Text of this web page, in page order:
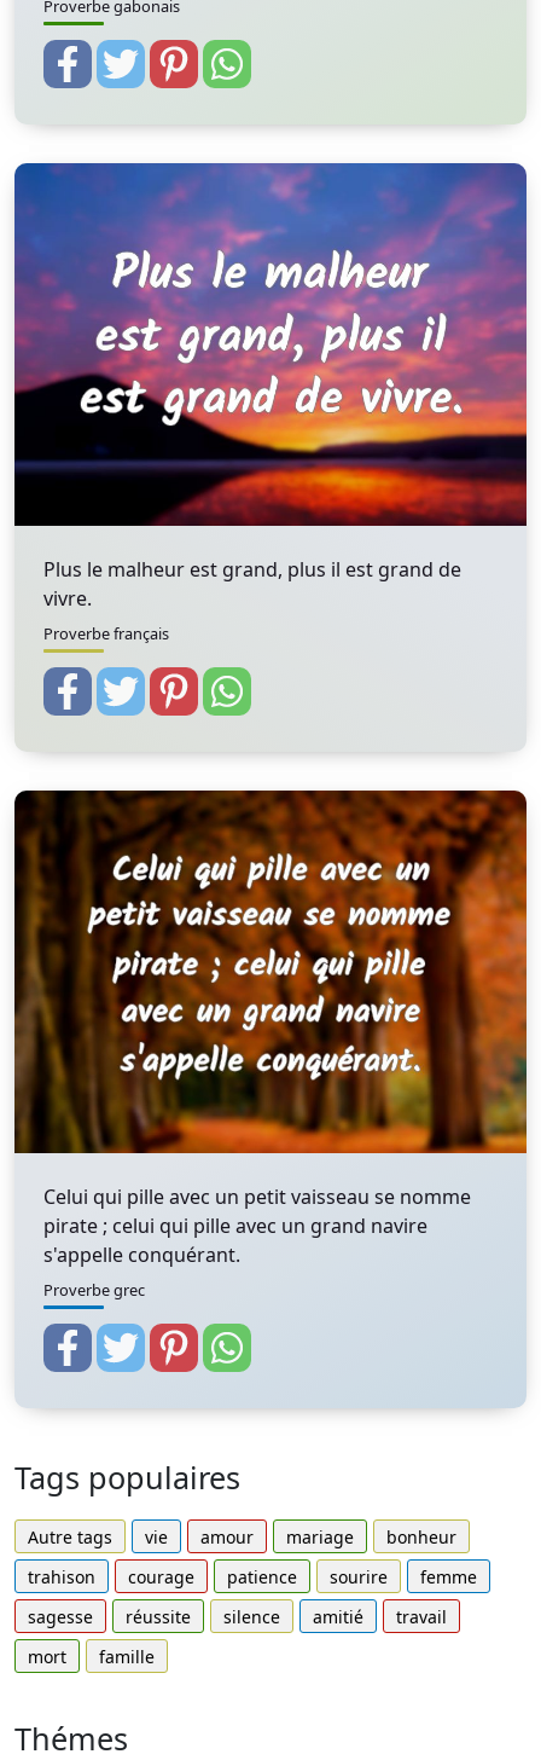
Proverbe gabonais
Plus le malheur est grand, plus il est grand de
vivre.
Proverbe français
Celui qui pille avec un petit vaisseau se nomme
pirate ; celui qui pille avec un grand navire
s'appelle conquérant.
Proverbe grec
Tags populaires
Autre tags vie amour mariage
bonheur
trahison
courage patience sourire
femme
sagesse
réussite silence amitié
travail
mort
famille
Thémes